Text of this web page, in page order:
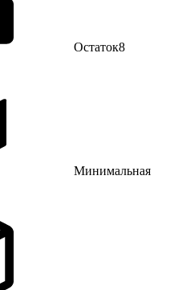
Остаток8
Минимальная